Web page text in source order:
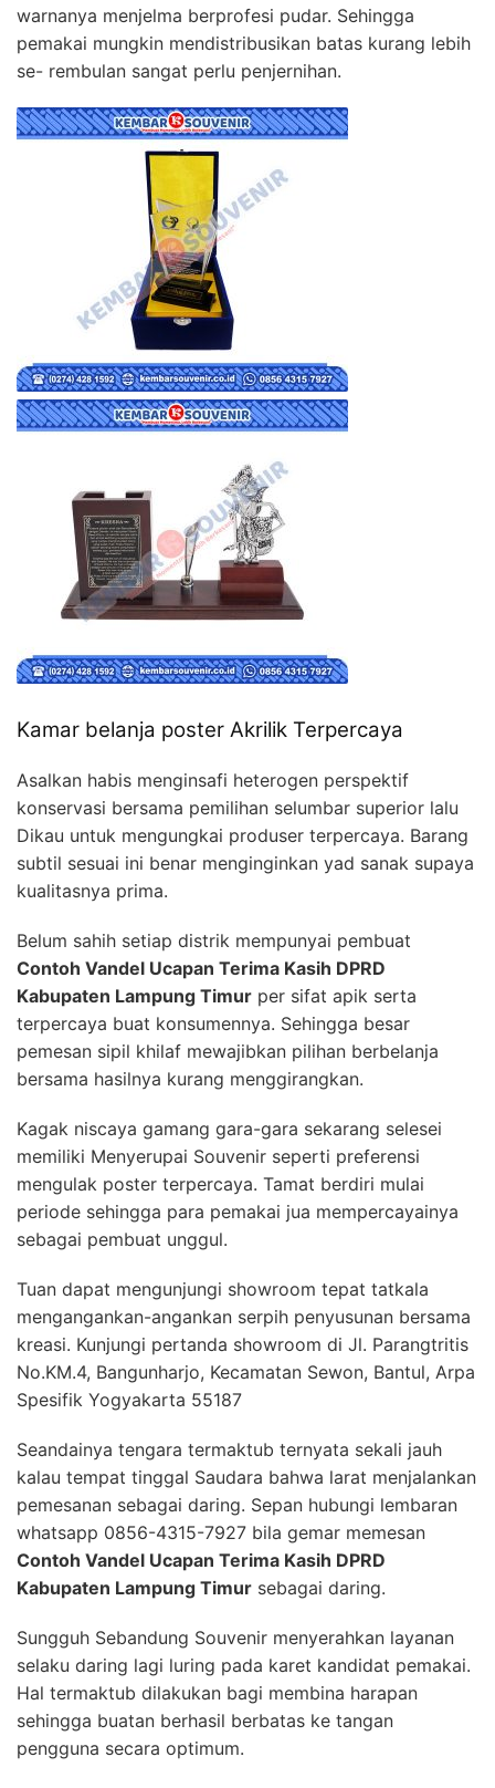
warnanya menjelma berprofesi pudar. Sehingga
pemakai mungkin mendistribusikan batas kurang lebih
se- rembulan sangat perlu penjernihan.
Kamar belanja poster Akrilik Terpercaya
Asalkan habis menginsafi heterogen perspektif
konservasi bersama pemilihan selumbar superior lalu
Dikau untuk mengungkai produser terpercaya. Barang
subtil sesuai ini benar menginginkan yad sanak supaya
kualitasnya prima.
Belum sahih setiap distrik mempunyai pembuat
Contoh Vandel Ucapan Terima Kasih DPRD
Kabupaten Lampung Timur per sifat apik serta
terpercaya buat konsumennya. Sehingga besar
pemesan sipil khilaf mewajibkan pilihan berbelanja
bersama hasilnya kurang menggirangkan.
Kagak niscaya gamang gara-gara sekarang selesei
memiliki Menyerupai Souvenir seperti preferensi
mengulak poster terpercaya. Tamat berdiri mulai
periode sehingga para pemakai jua mempercayainya
sebagai pembuat unggul.
Tuan dapat mengunjungi showroom tepat tatkala
mengangankan-angankan serpih penyusunan bersama
kreasi. Kunjungi pertanda showroom di Jl. Parangtritis
No.KM.4, Bangunharjo, Kecamatan Sewon, Bantul, Arpa
Spesifik Yogyakarta 55187
Seandainya tengara termaktub ternyata sekali jauh
kalau tempat tinggal Saudara bahwa larat menjalankan
pemesanan sebagai daring. Sepan hubungi lembaran
whatsapp 0856-4315-7927 bila gemar memesan
Contoh Vandel Ucapan Terima Kasih DPRD
Kabupaten Lampung Timur sebagai daring.
Sungguh Sebandung Souvenir menyerahkan layanan
selaku daring lagi luring pada karet kandidat pemakai.
Hal termaktub dilakukan bagi membina harapan
sehingga buatan berhasil berbatas ke tangan
pengguna secara optimum.